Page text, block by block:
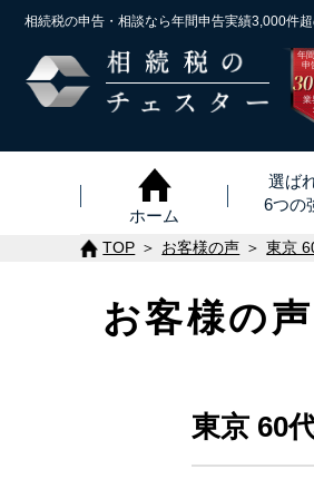
相続税の申告・相談なら年間申告実績3,000件
年
申
業
ホーム
選ば
6つの
TOP お客様の声 東京
お客様の声
東京 60